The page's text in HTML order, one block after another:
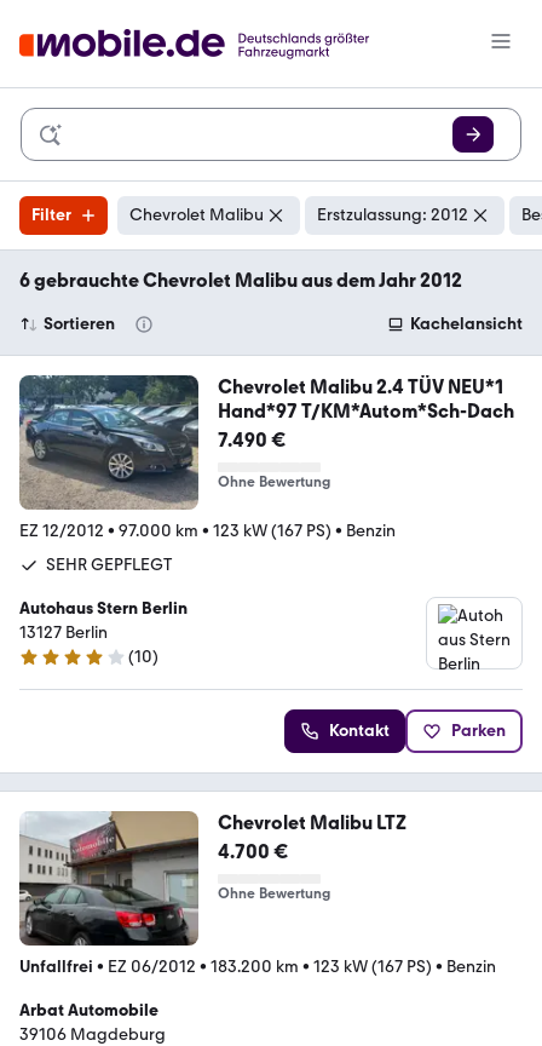
Filter Chevrolet Malibu Erstzulassung: 2012
6 gebrauchte Chevrolet Malibu aus dem Jahr 2012
Sortieren Kachelansicht
Chevrolet Malibu 2.4 TÜV NEU*1
Hand*97 T/KM*Autom*Sch-Dach
7.490 €
Ohne Bewertung
EZ 12/2012 • 97.000 km • 123 kW (167 PS) • Benzin
SEHR GEPFLEGT
Autohaus Stern Berlin
13127 Berlin
3.9 Sterne
(10)
Kontakt Parken
Chevrolet Malibu LTZ
4.700 €
Ohne Bewertung
Unfallfrei • EZ 06/2012 • 183.200 km • 123 kW (167 PS) • Benzin
Arbat Automobile
39106 Magdeburg